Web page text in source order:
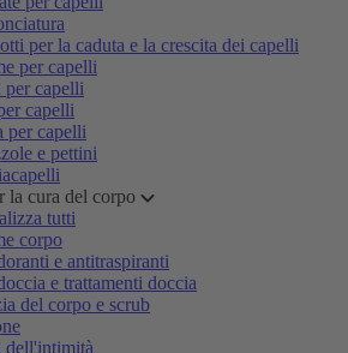
per la caduta e la crescita dei capelli
per capelli
per capelli
capelli
per capelli
e pettini
la cura del corpo
tutti
corpo
e antitraspiranti
e trattamenti doccia
del corpo e scrub
dell'intimità